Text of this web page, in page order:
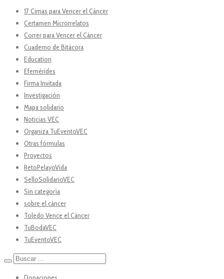
17 Cimas para Vencer el Cáncer
Certamen Microrrelatos
Correr para Vencer el Cáncer
Cuaderno de Bitácora
Education
Efemérides
Firma Invitada
Investigación
Mapa solidario
Noticias VEC
Organiza TuEventoVEC
Otras fórmulas
Proyectos
RetoPelayoVida
SelloSolidarioVEC
Sin categoría
sobre el cáncer
Toledo Vence el Cáncer
TuBodaVEC
TuEventoVEC